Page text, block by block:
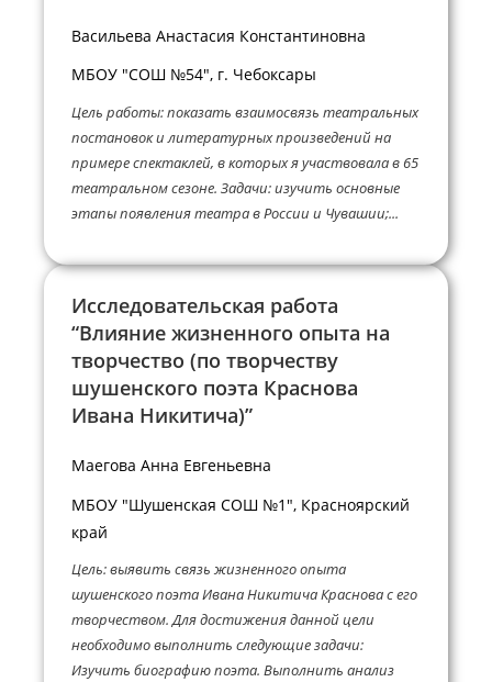
Васильева Анастасия Константиновна
МБОУ "СОШ №54", г. Чебоксары
Цель работы: показать взаимосвязь театральных
постановок и литературных произведений на
примере спектаклей, в которых я участвовала в 65
театральном сезоне. Задачи: изучить основные
этапы появления театра в России и Чувашии;...
Исследовательская работа
“Влияние жизненного опыта на
творчество (по творчеству
шушенского поэта Краснова
Ивана Никитича)”
Маегова Анна Евгеньевна
МБОУ "Шушенская СОШ №1", Красноярский
край
Цель: выявить связь жизненного опыта
шушенского поэта Ивана Никитича Краснова с его
творчеством. Для достижения данной цели
необходимо выполнить следующие задачи:
Изучить биографию поэта. Выполнить анализ